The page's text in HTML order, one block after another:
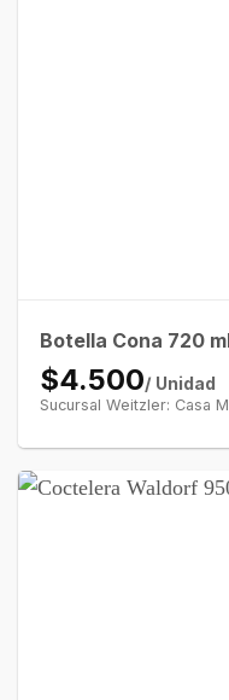
Botella Cona 720
$4.500/ Unidad
Sucursal Weitzler: Casa